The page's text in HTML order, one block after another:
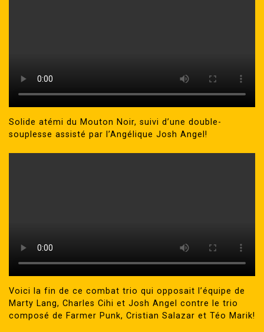
Solide atémi du Mouton Noir, suivi d’une double-
souplesse assisté par l’Angélique Josh Angel!
Voici la fin de ce combat trio qui opposait l’équipe de
Marty Lang, Charles Cihi et Josh Angel contre le trio
composé de Farmer Punk, Cristian Salazar et Téo Marik!